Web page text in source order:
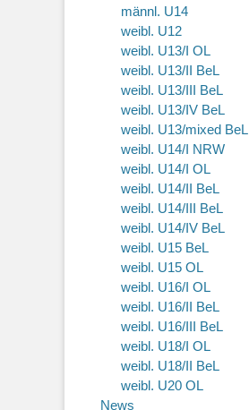
männl. U14
weibl. U12
weibl. U13/I OL
weibl. U13/II BeL
weibl. U13/III BeL
weibl. U13/IV BeL
weibl. U13/mixed BeL
weibl. U14/I NRW
weibl. U14/I OL
weibl. U14/II BeL
weibl. U14/III BeL
weibl. U14/IV BeL
weibl. U15 BeL
weibl. U15 OL
weibl. U16/I OL
weibl. U16/II BeL
weibl. U16/III BeL
weibl. U18/I OL
weibl. U18/II BeL
weibl. U20 OL
News